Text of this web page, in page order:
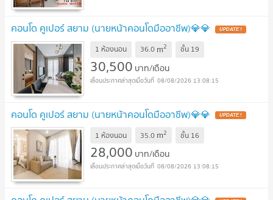
คอนโด คูเปอร์ สยาม (นายหน้าคอนโดมืออาชีพ)💎💎
1 ห้องนอน 36.0 m2 ชั้น 19
30,500 บาท/เดือน
08/08/2026 13:08:15
คอนโด คูเปอร์ สยาม (นายหน้าคอนโดมืออาชีพ)💎💎
1 ห้องนอน 35.0 m2 ชั้น 16
28,000 บาท/เดือน
08/08/2026 13:08:15